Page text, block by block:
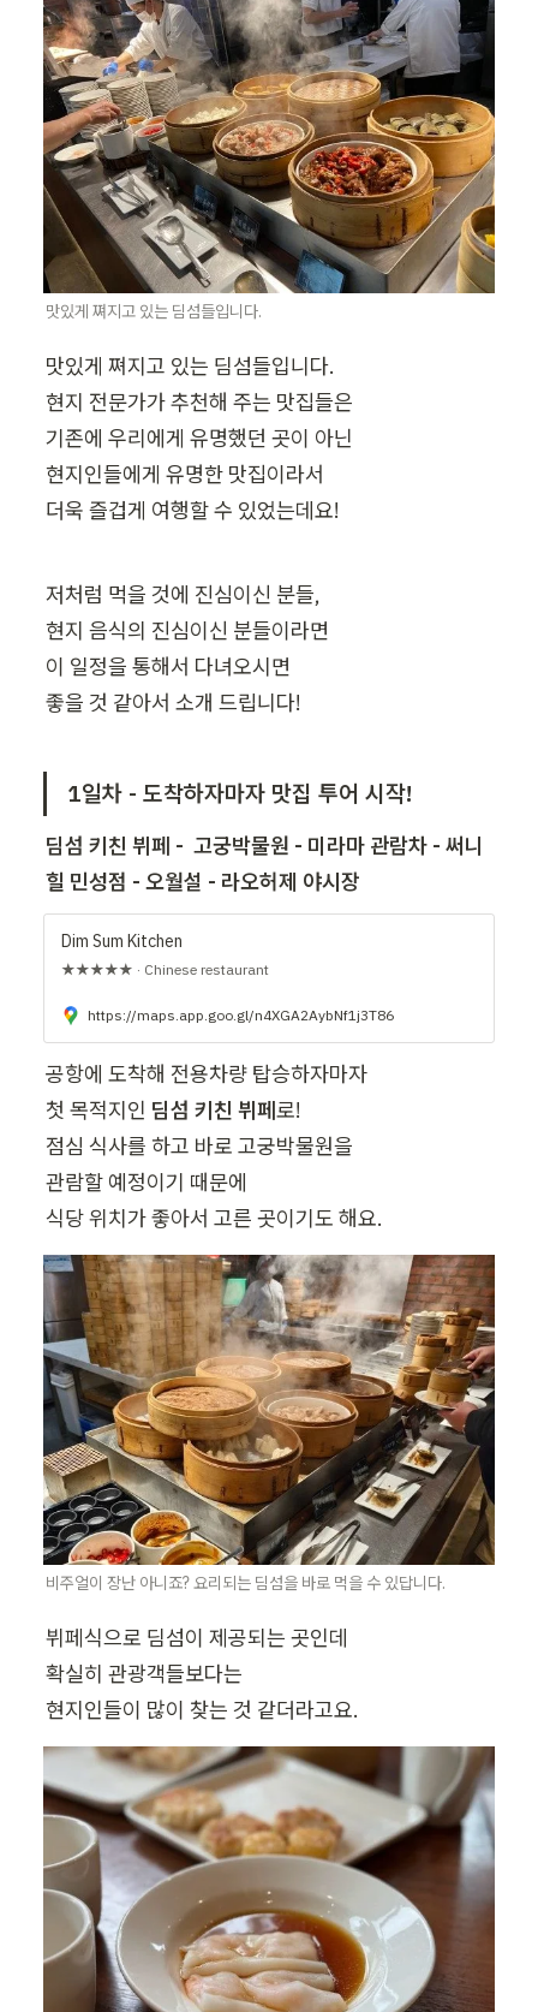
맛있게 쪄지고 있는 딤섬들입니다.
맛있게 쪄지고 있는 딤섬들입니다.
현지 전문가가 추천해 주는 맛집들은
기존에 우리에게 유명했던 곳이 아닌
현지인들에게 유명한 맛집이라서
더욱 즐겁게 여행할 수 있었는데요!
저처럼 먹을 것에 진심이신 분들,
현지 음식의 진심이신 분들이라면
이 일정을 통해서 다녀오시면
좋을 것 같아서 소개 드립니다!
1일차 - 도착하자마자 맛집 투어 시작!
딤섬 키친 뷔페 -  고궁박물원 - 미라마 관람차 - 써니
힐 민성점 - 오월설 - 라오허제 야시장
Dim Sum Kitchen
★★★★★ · Chinese restaurant
https://maps.app.goo.gl/n4XGA2AybNf1j3T86
공항에 도착해 전용차량 탑승하자마자
첫 목적지인 딤섬 키친 뷔페로!
점심 식사를 하고 바로 고궁박물원을
관람할 예정이기 때문에
식당 위치가 좋아서 고른 곳이기도 해요.
비주얼이 장난 아니죠? 요리되는 딤섬을 바로 먹을 수 있답니다.
뷔페식으로 딤섬이 제공되는 곳인데
확실히 관광객들보다는
현지인들이 많이 찾는 것 같더라고요.